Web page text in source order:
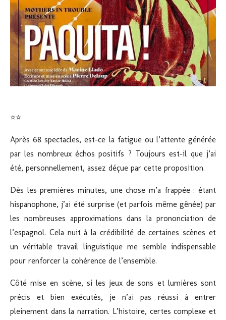
⭐⭐
Après 68 spectacles, est-ce la fatigue ou l’attente générée
par les nombreux échos positifs ? Toujours est-il que j’ai
été, personnellement, assez déçue par cette proposition.
Dès les premières minutes, une chose m’a frappée : étant
hispanophone, j’ai été surprise (et parfois même gênée) par
les nombreuses approximations dans la prononciation de
l’espagnol. Cela nuit à la crédibilité de certaines scènes et
un véritable travail linguistique me semble indispensable
pour renforcer la cohérence de l’ensemble.
Côté mise en scène, si les jeux de sons et lumières sont
précis et bien exécutés, je n’ai pas réussi à entrer
pleinement dans la narration. L’histoire, certes complexe et